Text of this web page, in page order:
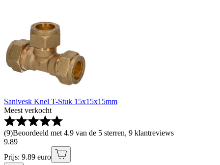
Sanivesk Knel T-Stuk 15x15x15mm
Meest verkocht
(9)Beoordeeld met 4.9 van de 5 sterren, 9 klantreviews
9.89
Prijs: 9.89 euro